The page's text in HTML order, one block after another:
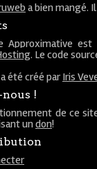
a bien mangé.
Approximative
. Le code
a été créé par Iris
!
de ce
undon!